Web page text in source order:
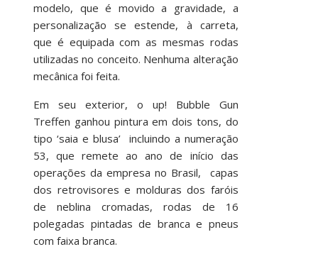
modelo, que é movido a gravidade, a
personalização se estende, à carreta,
que é equipada com as mesmas rodas
utilizadas no conceito. Nenhuma alteração
mecânica foi feita.
Em seu exterior, o up! Bubble Gun
Treffen ganhou pintura em dois tons, do
tipo ‘saia e blusa’ incluindo a numeração
53, que remete ao ano de início das
operações da empresa no Brasil, capas
dos retrovisores e molduras dos faróis
de neblina cromadas, rodas de 16
polegadas pintadas de branca e pneus
com faixa branca.